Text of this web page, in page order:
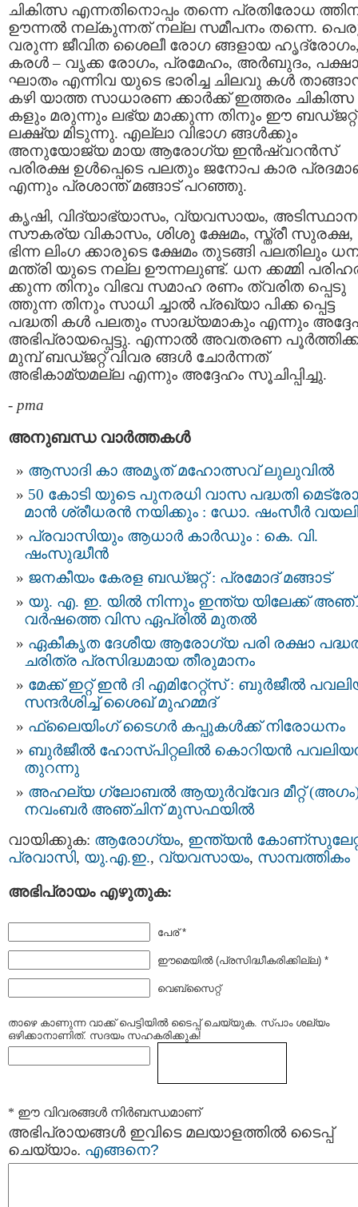
ചികിത്സ എന്നതിനൊപ്പം തന്നെ പ്രതിരോധ
ഊന്നൽ നല്കുന്നത് നല്ല സമീപനം തന്നെ.
വരുന്ന ജീവിത ശൈലീ രോഗ ങ്ങളായ
കരൾ – വൃക്ക രോഗം, പ്രമേഹം, അർബുദം, പക്ഷാ
ഘാതം എന്നിവ യുടെ ഭാരിച്ച ചിലവു കൾ
കഴി യാത്ത സാധാരണ ക്കാർക്ക് ഇത്തരം ചികിത്സ
കളും മരുന്നും ലഭ്യ മാക്കുന്ന തിനും ഈ ബഡ്ജറ്റ്
ലക്ഷ്യ മിടുന്നു. എല്ലാ വിഭാഗ ങ്ങൾക്കും
അനുയോജ്യ മായ ആരോഗ്യ ഇൻഷ്വറൻസ്
പരിരക്ഷ ഉൾപ്പെടെ പലതും ജനോപ കാര
എന്നും പ്രശാന്ത് മങ്ങാട് പറഞ്ഞു.
കൃഷി, വിദ്യാഭ്യാസം, വ്യവസായം, അടിസ്ഥാന
സൗകര്യ വികാസം, ശിശു ക്ഷേമം, സ്ത്രീ സുരക്ഷ,
ഭിന്ന ലിംഗ ക്കാരുടെ ക്ഷേമം തുടങ്ങി പലതിലും
മന്ത്രി യുടെ നല്ല ഊന്നലുണ്ട്. ധന ക്കമ്മി
ക്കുന്ന തിനും വിഭവ സമാഹ രണം ത്വരിത പ്പെടു
ത്തുന്ന തിനും സാധി ച്ചാൽ പ്രഖ്യാ പിക്ക പ്പെട്ട
പദ്ധതി കൾ പലതും സാദ്ധ്യമാകും എന്നും
അഭിപ്രായപ്പെട്ടു. എന്നാൽ അവതരണ
മുമ്പ് ബഡ്‌ജറ്റ്‌ വിവര ങ്ങൾ ചോർന്നത്
അഭികാമ്യമല്ല എന്നും അദ്ദേഹം സൂചിപ്പിച്ചു.
- pma
അനുബന്ധ വാര്‍ത്തകള്‍
ആസാദി കാ അമൃത് മഹോത്സവ് ലുലുവിൽ
50 കോടി യുടെ പുനരധി വാസ പദ്ധതി മെട്രോ
മാൻ ശ്രീധരൻ നയിക്കും : ഡോ. ഷംസീർ
പ്രവാസിയും ആധാർ കാർഡും : കെ. വി.
ഷംസുദ്ധീന്‍
ജനകീയം കേരള ബഡ്‌ജറ്റ്‌ : പ്രമോദ് മങ്ങാട്
യു. എ. ഇ. യില്‍ നിന്നും ഇന്ത്യ യിലേക്ക്
വര്‍ഷത്തെ വിസ ഏപ്രില്‍ മുതല്‍
ഏകീകൃത ദേശീയ ആരോഗ്യ പരി രക്ഷാ
ചരിത്ര പ്രസിദ്ധമായ തീരുമാനം
മേക്ക് ഇറ്റ് ഇൻ ദി എമിറേറ്റ്‌സ് : ബുർജീൽ
സന്ദർശിച്ച് ശൈഖ് മുഹമ്മദ്
ഫ്ലൈയിംഗ് ടൈഗർ കപ്പുകൾക്ക് നിരോധനം
ബുർജീൽ ഹോസ്പിറ്റലിൽ കൊറിയൻ
തുറന്നു
അഹല്യ ഗ്ലോബൽ ആയുർവ്വേദ മീറ്റ്
നവംബർ അഞ്ചിന് മുസഫയിൽ
വായിക്കുക: ആരോഗ്യം, ഇന്ത്യന്‍
പ്രവാസി, യു.എ.ഇ., വ്യവസായം, സാമ്പത്തികം
അഭിപ്രായം എഴുതുക:
പേര് *
ഈമെയില്‍ (പ്രസിദ്ധീകരിക്കില്ല) *
വെബ്സൈറ്റ്
താഴെ കാണുന്ന വാക്ക് പെട്ടിയില്‍ ടൈപ്പ്‌ ചെയ്യുക. സ്പാം ശല്യം
ഒഴിക്കാനാണിത്. സദയം സഹകരിക്കുക!
* ഈ വിവരങ്ങള്‍ നിര്‍ബന്ധമാണ്
അഭിപ്രായങ്ങള്‍ ഇവിടെ മലയാളത്തില്‍ ടൈപ്പ്
ചെയ്യാം. എങ്ങനെ?